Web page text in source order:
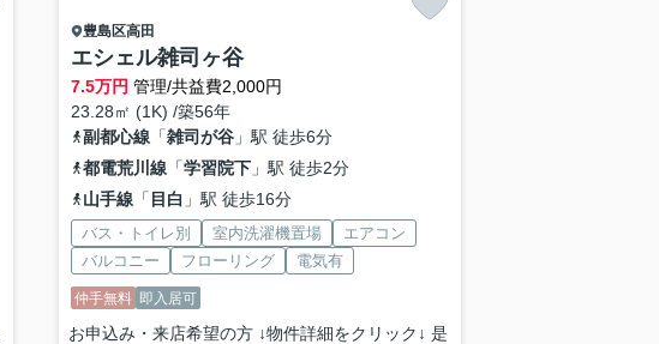
豊島区高田
エシェル雑司ヶ谷
7.5万円 管理/共益費2,000円
23.28㎡ (1K) /築56年
副都心線「雑司が谷」駅 徒歩6分
都電荒川線「学習院下」駅 徒歩2分
山手線「 目白 」駅 徒歩16分
バス・トイレ別 室内洗濯機置場
エアコン
バルコニー
フローリング 電気有
仲手無料 即入居可
お申込み・来店希望の方 ↓物件詳細をクリック↓ 是